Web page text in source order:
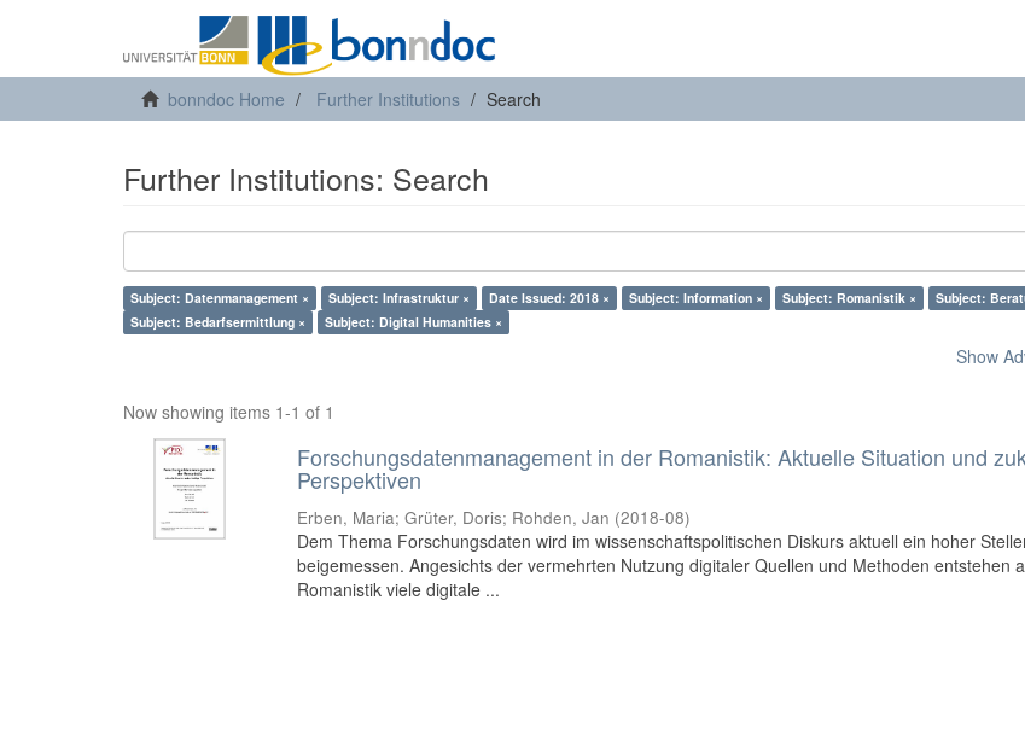
bonndoc Home Further Institutions Search
Further Institutions: Search
Subject: Datenmanagement × Subject: Infrastruktur × Date Issued: 2018 × Subject: Information × Subject: Romanistik ×
Subject:
Subject: Bedarfsermittlung ×
Subject: Digital Humanities ×
Show
Now showing items 1-1 of 1
Forschungsdatenmanagement in der Romanistik: Aktuelle Situation und
Perspektiven
Erben, Maria;Grüter, Doris; Rohden, Jan (2018-08)
Dem Thema Forschungsdaten wird im wissenschaftspolitischen Diskurs aktuell ein hoher
beigemessen. Angesichts der vermehrten Nutzung digitaler Quellen und Methoden entstehen
Romanistik viele digitale ...